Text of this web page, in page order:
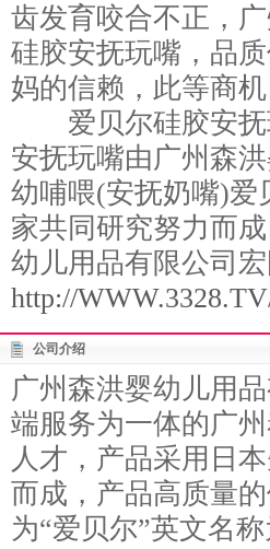
齿发育咬合不正，
硅胶安抚玩嘴，品
妈的信赖，此等商
爱贝尔硅胶安抚
安抚玩嘴由广州森
幼哺喂(安抚奶嘴)爱
家共同研究努力而
幼儿用品有限公司
http://
公司介绍
广州森洪婴幼儿用
端服务为一体的广
人才，产品采用日
而成，产品高质量
为“爱贝尔”英文名